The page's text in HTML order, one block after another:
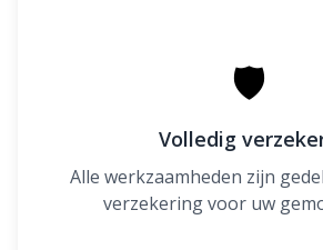
🛡
Volledig
Alle werkzaamheden zijn
verzekering voor uw